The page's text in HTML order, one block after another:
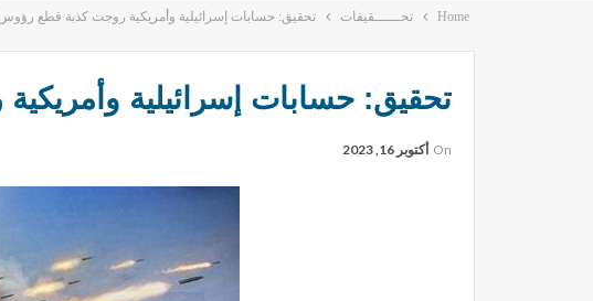
Home تحــــــقيقات تحقيق: حسابات إسرائيلية وأمريكية روجت كذبة قطع
تحقيق: حسابات إسرائيلية
On أكتوبر 16, 2023